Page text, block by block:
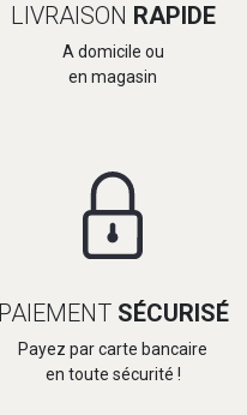
LIVRAISON RAPIDE
A domicile ou
en magasin
PAIEMENT SÉCURISÉ
Payez par carte bancaire
en toute sécurité !